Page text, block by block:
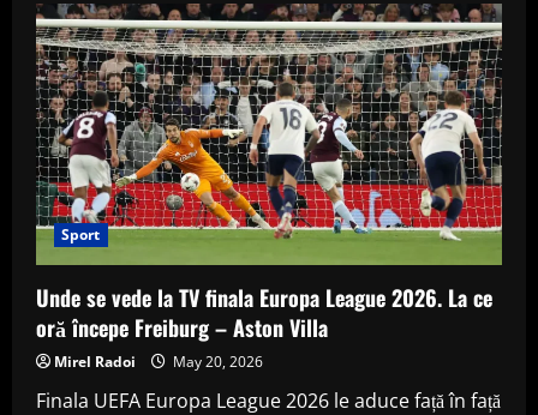
variante
mai
are
Nicușor
Dan
după
blocajul
negocierilor
politice.
Analiștii
explică
scenariile
posibile
Sport
Unde se vede la TV finala Europa League 2026. La ce
oră începe Freiburg – Aston Villa
Mirel Radoi May 20, 2026
Finala UEFA Europa League 2026 le aduce față în față